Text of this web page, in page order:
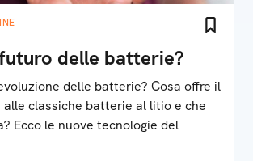
delle batterie?
delle batterie? Cosa offre il
alle classiche batterie al litio e che
Ecco le nuove tecnologie del